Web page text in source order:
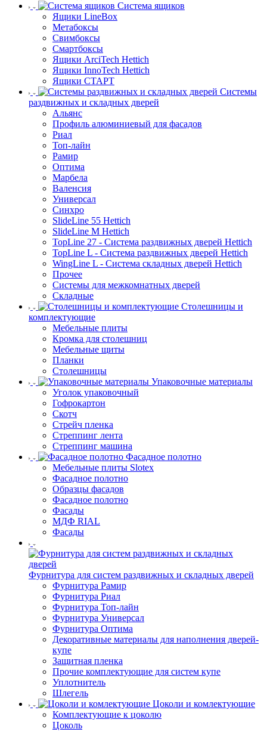
Система ящиков
Ящики LineBox
Метабоксы
Свимбоксы
Смартбоксы
Ящики ArciTech Hettich
Ящики InnoTech Hettich
Ящики СТАРТ
Системы
раздвижных и складных дверей
Альянс
Профиль алюминиевый для фасадов
Риал
Топ-лайн
Рамир
Оптима
Марбела
Валенсия
Универсал
Синхро
SlideLine 55 Hettich
SlideLine M Hettich
TopLine 27 - Система раздвижных дверей Hettich
TopLine L - Система раздвижных дверей Hettich
WingLine L - Система складных дверей Hettich
Прочее
Системы для межкомнатных дверей
Складные
Столешницы и
комплектующие
Мебельные плиты
Кромка для столешниц
Мебельные щиты
Планки
Столешницы
Упаковочные материалы
Уголок упаковочный
Гофрокартон
Скотч
Стрейч пленка
Стреппинг лента
Стреппинг машина
Фасадное полотно
Мебельные плиты Slotex
Фасадное полотно
Образцы фасадов
Фасадное полотно
Фасады
МДФ RIAL
Фасады
Фурнитура для систем раздвижных и складных дверей
Фурнитура Рамир
Фурнитура Риал
Фурнитура Топ-лайн
Фурнитура Универсал
Фурнитура Оптима
Декоративные материалы для наполнения дверей-
купе
Защитная пленка
Прочие комплектующие для систем купе
Уплотнитель
Шлегель
Цоколи и комлектующие
Комплектующие к цоколю
Цоколь